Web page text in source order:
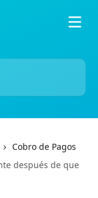
Cobro de Pagos
después de que